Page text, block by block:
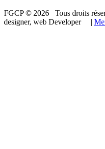
FGCP © 2026 Tous droits
designer, web Developer
|